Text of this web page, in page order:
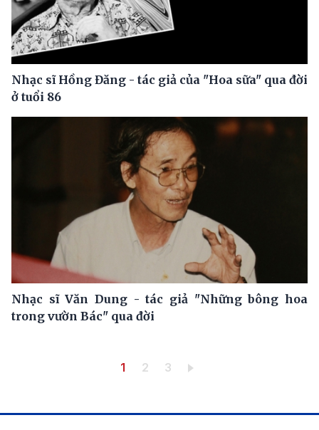
Nhạc sĩ Hồng Đăng - tác giả của "Hoa sữa" qua đời
ở tuổi 86
Nhạc sĩ Văn Dung - tác giả "Những bông hoa
trong vườn Bác" qua đời
Trang hiện thời
1 Trang
2 Trang
3